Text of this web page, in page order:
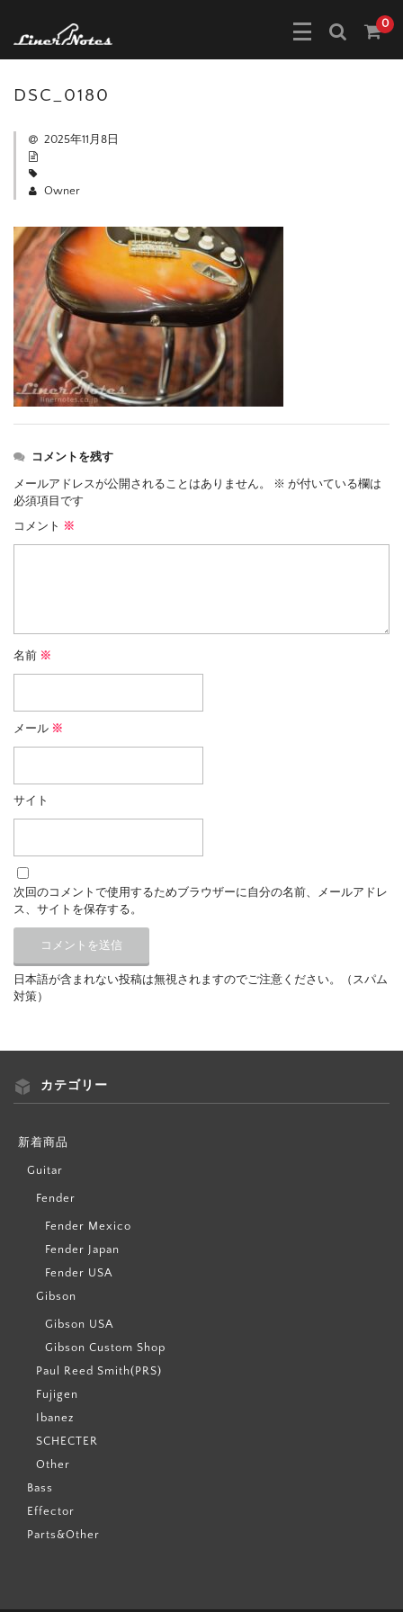
0
DSC_0180
2025年11月8日
Owner
コメントを残す
メールアドレスが公開されることはありません。 ※ が付いている欄は
必須項目です
コメント ※
名前 ※
メール ※
サイト
次回のコメントで使用するためブラウザーに自分の名前、メールアドレ
ス、サイトを保存する。
日本語が含まれない投稿は無視されますのでご注意ください。（スパム
対策）
カテゴリー
新着商品
Guitar
Fender
Fender Mexico
Fender Japan
Fender USA
Gibson
Gibson USA
Gibson Custom Shop
Paul Reed Smith(PRS)
Fujigen
Ibanez
SCHECTER
Other
Bass
Effector
Parts&Other